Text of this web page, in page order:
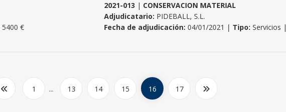
5400 €
2021-013 | CONSERVACION MATERIAL
Adjudicatario: PIDEBALL, S.L.
Fecha de adjudicación: 04/01/2021 | Tipo: Servicios |
1 ... 13 14 15 16 17